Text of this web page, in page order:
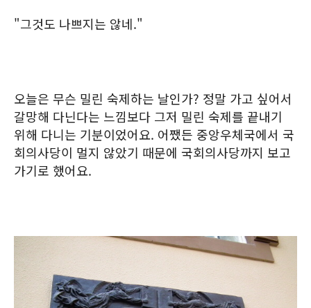
"그것도 나쁘지는 않네."
오늘은 무슨 밀린 숙제하는 날인가? 정말 가고 싶어서
갈망해 다닌다는 느낌보다 그저 밀린 숙제를 끝내기
위해 다니는 기분이었어요. 어쨌든 중앙우체국에서 국
회의사당이 멀지 않았기 때문에 국회의사당까지 보고
가기로 했어요.